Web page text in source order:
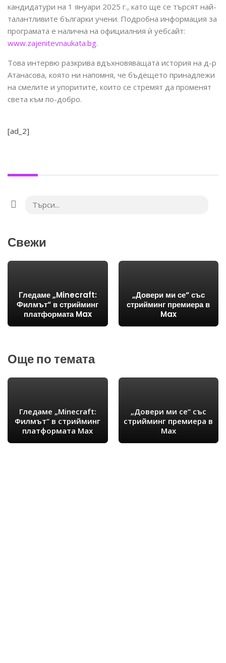
кандидатури на 1 януари 2025 г., като ще се търсят най-
талантливите българки учени. Подробна информация за
програмата е налична на официалния ѝ уебсайт:
www.zajenitevnaukata.bg.
Това интервю разкрива вдъхновяващата история на д-р
Атанасова, която ни напомня, че бъдещето принадлежи
на смелите и упоритите, които се стремят да променят
света към по-добро.
[ad_2]
Свежи
Гледаме „Minecraft:
Филмът“ в стрийминг
платформата Max
„Довери ми се“ със
стрийминг премиера в
Max
Още по темата
Гледаме „Minecraft:
Филмът“ в стрийминг
платформата Max
„Довери ми се“ със
стрийминг премиера в
Max